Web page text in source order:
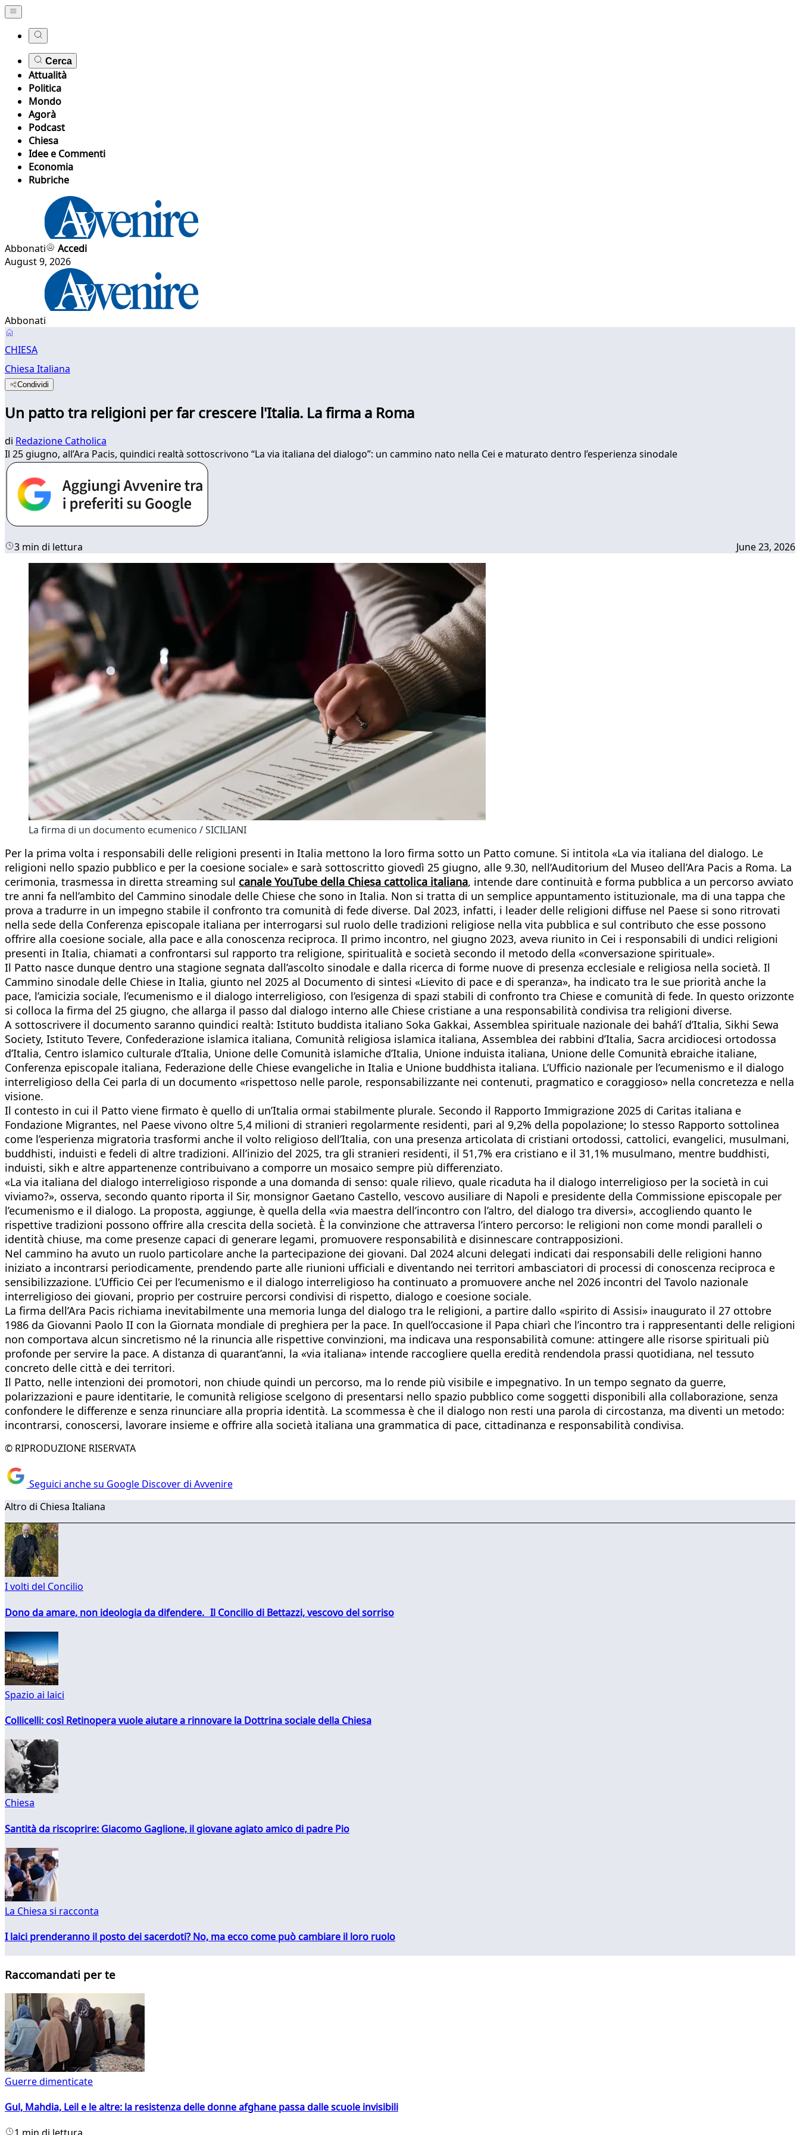
Cerca
Attualità
Politica
Mondo
Agorà
Podcast
Chiesa
Idee e Commenti
Economia
Rubriche
Abbonati
Accedi
August 9, 2026
Abbonati
CHIESA
Chiesa Italiana
Condividi
Un patto tra religioni per far crescere l'Italia. La firma a Roma
di Redazione Catholica
Il 25 giugno, all’Ara Pacis, quindici realtà sottoscrivono “La via italiana del dialogo”: un cammino nato nella Cei e maturato dentro l’esperienza sinodale
3 min di lettura June 23, 2026
La firma di un documento ecumenico / SICILIANI
Per la prima volta i responsabili delle religioni presenti in Italia mettono la loro firma sotto un Patto comune. Si intitola «La via italiana del dialogo. Le
religioni nello spazio pubblico e per la coesione sociale» e sarà sottoscritto giovedì 25 giugno, alle 9.30, nell’Auditorium del Museo dell’Ara Pacis a Roma. La
cerimonia, trasmessa in diretta streaming sul canale YouTube della Chiesa cattolica italiana, intende dare continuità e forma pubblica a un percorso avviato
tre anni fa nell’ambito del Cammino sinodale delle Chiese che sono in Italia. Non si tratta di un semplice appuntamento istituzionale, ma di una tappa che
prova a tradurre in un impegno stabile il confronto tra comunità di fede diverse. Dal 2023, infatti, i leader delle religioni diffuse nel Paese si sono ritrovati
nella sede della Conferenza episcopale italiana per interrogarsi sul ruolo delle tradizioni religiose nella vita pubblica e sul contributo che esse possono
offrire alla coesione sociale, alla pace e alla conoscenza reciproca. Il primo incontro, nel giugno 2023, aveva riunito in Cei i responsabili di undici religioni
presenti in Italia, chiamati a confrontarsi sul rapporto tra religione, spiritualità e società secondo il metodo della «conversazione spirituale».
Il Patto nasce dunque dentro una stagione segnata dall’ascolto sinodale e dalla ricerca di forme nuove di presenza ecclesiale e religiosa nella società. Il
Cammino sinodale delle Chiese in Italia, giunto nel 2025 al Documento di sintesi «Lievito di pace e di speranza», ha indicato tra le sue priorità anche la
pace, l’amicizia sociale, l’ecumenismo e il dialogo interreligioso, con l’esigenza di spazi stabili di confronto tra Chiese e comunità di fede. In questo orizzonte
si colloca la firma del 25 giugno, che allarga il passo dal dialogo interno alle Chiese cristiane a una responsabilità condivisa tra religioni diverse.
A sottoscrivere il documento saranno quindici realtà: Istituto buddista italiano Soka Gakkai, Assemblea spirituale nazionale dei bahá’í d’Italia, Sikhi Sewa
Society, Istituto Tevere, Confederazione islamica italiana, Comunità religiosa islamica italiana, Assemblea dei rabbini d’Italia, Sacra arcidiocesi ortodossa
d’Italia, Centro islamico culturale d’Italia, Unione delle Comunità islamiche d’Italia, Unione induista italiana, Unione delle Comunità ebraiche italiane,
Conferenza episcopale italiana, Federazione delle Chiese evangeliche in Italia e Unione buddhista italiana. L’Ufficio nazionale per l’ecumenismo e il dialogo
interreligioso della Cei parla di un documento «rispettoso nelle parole, responsabilizzante nei contenuti, pragmatico e coraggioso» nella concretezza e nella
visione.
Il contesto in cui il Patto viene firmato è quello di un’Italia ormai stabilmente plurale. Secondo il Rapporto Immigrazione 2025 di Caritas italiana e
Fondazione Migrantes, nel Paese vivono oltre 5,4 milioni di stranieri regolarmente residenti, pari al 9,2% della popolazione; lo stesso Rapporto sottolinea
come l’esperienza migratoria trasformi anche il volto religioso dell’Italia, con una presenza articolata di cristiani ortodossi, cattolici, evangelici, musulmani,
buddhisti, induisti e fedeli di altre tradizioni. All’inizio del 2025, tra gli stranieri residenti, il 51,7% era cristiano e il 31,1% musulmano, mentre buddhisti,
induisti, sikh e altre appartenenze contribuivano a comporre un mosaico sempre più differenziato.
«La via italiana del dialogo interreligioso risponde a una domanda di senso: quale rilievo, quale ricaduta ha il dialogo interreligioso per la società in cui
viviamo?», osserva, secondo quanto riporta il Sir, monsignor Gaetano Castello, vescovo ausiliare di Napoli e presidente della Commissione episcopale per
l’ecumenismo e il dialogo. La proposta, aggiunge, è quella della «via maestra dell’incontro con l’altro, del dialogo tra diversi», accogliendo quanto le
rispettive tradizioni possono offrire alla crescita della società. È la convinzione che attraversa l’intero percorso: le religioni non come mondi paralleli o
identità chiuse, ma come presenze capaci di generare legami, promuovere responsabilità e disinnescare contrapposizioni.
Nel cammino ha avuto un ruolo particolare anche la partecipazione dei giovani. Dal 2024 alcuni delegati indicati dai responsabili delle religioni hanno
iniziato a incontrarsi periodicamente, prendendo parte alle riunioni ufficiali e diventando nei territori ambasciatori di processi di conoscenza reciproca e
sensibilizzazione. L’Ufficio Cei per l’ecumenismo e il dialogo interreligioso ha continuato a promuovere anche nel 2026 incontri del Tavolo nazionale
interreligioso dei giovani, proprio per costruire percorsi condivisi di rispetto, dialogo e coesione sociale.
La firma dell’Ara Pacis richiama inevitabilmente una memoria lunga del dialogo tra le religioni, a partire dallo «spirito di Assisi» inaugurato il 27 ottobre
1986 da Giovanni Paolo II con la Giornata mondiale di preghiera per la pace. In quell’occasione il Papa chiarì che l’incontro tra i rappresentanti delle religioni
non comportava alcun sincretismo né la rinuncia alle rispettive convinzioni, ma indicava una responsabilità comune: attingere alle risorse spirituali più
profonde per servire la pace. A distanza di quarant’anni, la «via italiana» intende raccogliere quella eredità rendendola prassi quotidiana, nel tessuto
concreto delle città e dei territori.
Il Patto, nelle intenzioni dei promotori, non chiude quindi un percorso, ma lo rende più visibile e impegnativo. In un tempo segnato da guerre,
polarizzazioni e paure identitarie, le comunità religiose scelgono di presentarsi nello spazio pubblico come soggetti disponibili alla collaborazione, senza
confondere le differenze e senza rinunciare alla propria identità. La scommessa è che il dialogo non resti una parola di circostanza, ma diventi un metodo:
incontrarsi, conoscersi, lavorare insieme e offrire alla società italiana una grammatica di pace, cittadinanza e responsabilità condivisa.
© RIPRODUZIONE RISERVATA
Seguici anche su Google Discover di Avvenire
Altro di Chiesa Italiana
I volti del Concilio
Dono da amare, non ideologia da difendere. Il Concilio di Bettazzi, vescovo del sorriso
Spazio ai laici
Collicelli: così Retinopera vuole aiutare a rinnovare la Dottrina sociale della Chiesa
Chiesa
Santità da riscoprire: Giacomo Gaglione, il giovane agiato amico di padre Pio
La Chiesa si racconta
I laici prenderanno il posto dei sacerdoti? No, ma ecco come può cambiare il loro ruolo
Raccomandati per te
Guerre dimenticate
Gul, Mahdia, Leil e le altre: la resistenza delle donne afghane passa dalle scuole invisibili